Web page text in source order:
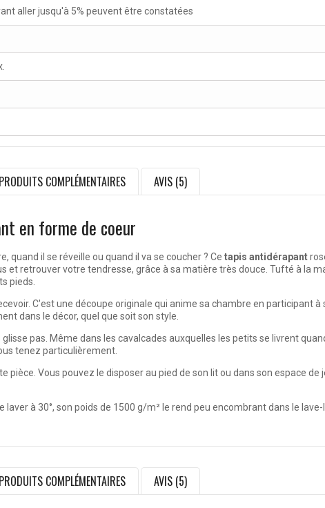
aller jusqu'à 5% peuvent être constatées
PRODUITS COMPLÉMENTAIRES AVIS (5)
en forme de coeur
il se réveille ou quand il va se coucher ? Ce tapis antidérapant
retrouver votre tendresse, grâce à sa matière très douce. Tufté à la
pieds.
C'est une découpe originale qui anime sa chambre en participant à
dans le décor, quel que soit son style.
pas. Même dans les cavalcades auxquelles les petits se livrent
tenez particulièrement.
Vous pouvez le disposer au pied de son lit ou dans son espace de
à 30°, son poids de 1500 g/m² le rend peu encombrant dans le lave-
PRODUITS COMPLÉMENTAIRES AVIS (5)